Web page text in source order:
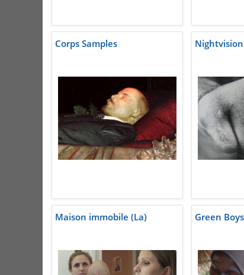
Corps Samples Nightvision
Maison immobile (La) Green Boys